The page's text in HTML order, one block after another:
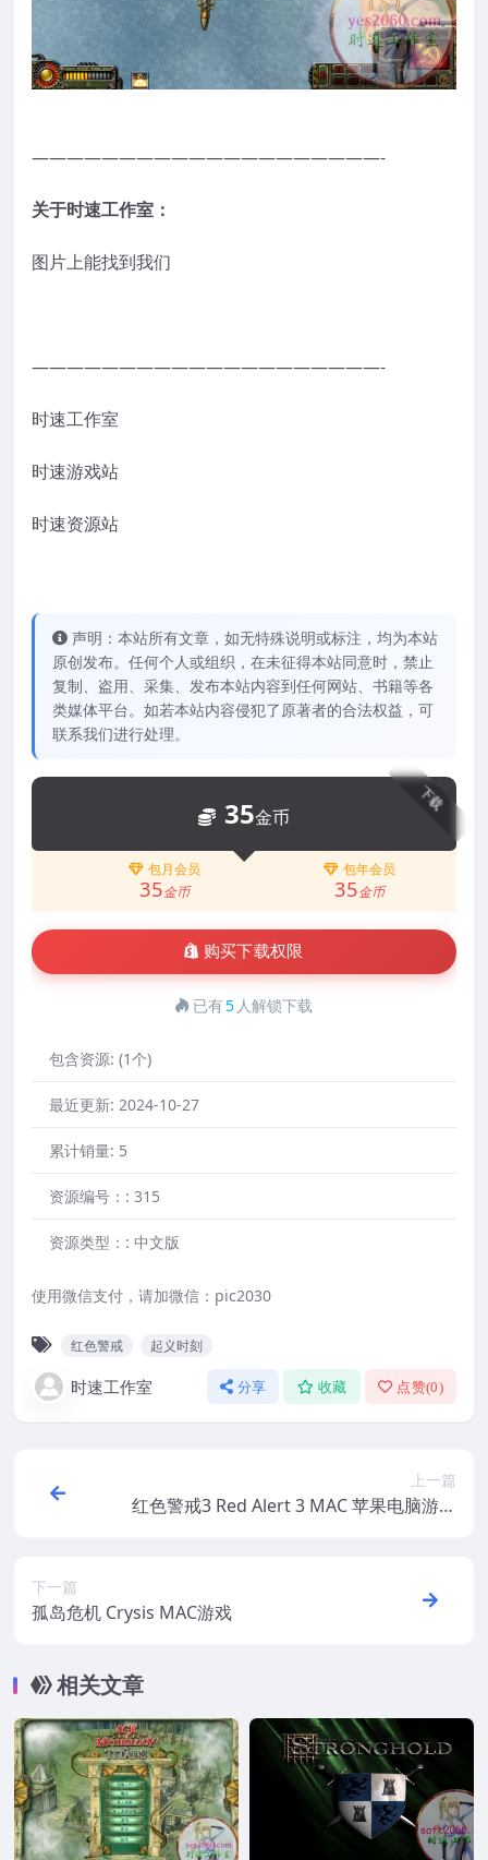
————————————————————-
关于时速工作室：
图片上能找到我们
————————————————————-
时速工作室
时速游戏站
时速资源站
声明：本站所有文章，如无特殊说明或标注，均为本站
原创发布。任何个人或组织，在未征得本站同意时，禁止
复制、盗用、采集、发布本站内容到任何网站、书籍等各
类媒体平台。如若本站内容侵犯了原著者的合法权益，可
联系我们进行处理。
下载
35金币
包月会员
35金币
包年会员
35金币
购买下载权限
已有5 人解锁下载
包含资源: (1个)
最近更新: 2024-10-27
累计销量: 5
资源编号：: 315
资源类型：: 中文版
使用微信支付，请加微信：pic2030
红色警戒 起义时刻
时速工作室 分享 收藏 点赞(0)
上一篇
红色警戒3 Red Alert 3 MAC 苹果电脑游戏
下一篇
孤岛危机 Crysis MAC游戏
相关文章